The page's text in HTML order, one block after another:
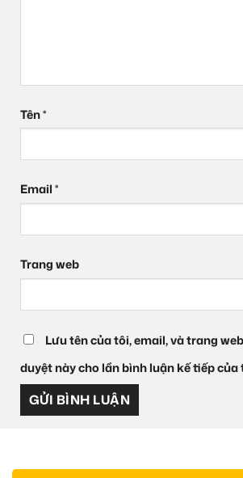
Tên*
Email*
Trang web
Lưu tên của tôi, email, và trang
duyệt này cho lần bình luận kế tiếp của